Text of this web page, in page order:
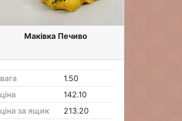
Маківка Печиво
вага
1.50
ціна
142.10
ціна за ящик
213.20